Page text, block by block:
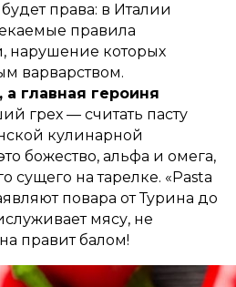
будет права: в Италии
правила
нарушение которых
варварством.
главная героиня
грех — считать пасту
кулинарной
божество, альфа и омега,
сущего на тарелке. «Pasta
повара от Турина до
мясу, не
правит балом!